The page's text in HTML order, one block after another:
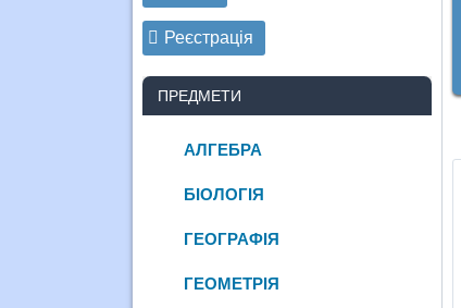
Реєстрація
ПРЕДМЕТИ
АЛГЕБРА
БІОЛОГІЯ
ГЕОГРАФІЯ
ГЕОМЕТРІЯ